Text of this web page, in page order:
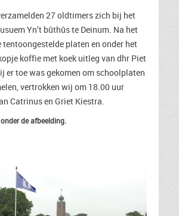
27 oldtimers zich bij het
Yn’t bûthûs te Deinum. Na het
tentoongestelde platen en onder het
koffie met koek uitleg van dhr Piet
er toe was gekomen om schoolplaten
vertrokken wij om 18.00 uur
Catrinus en Griet Kiestra.
de afbeelding.